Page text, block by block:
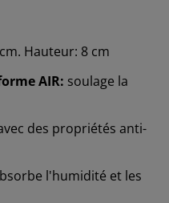
Hauteur: 8 cm
AIR: soulage la
des propriétés anti-
l'humidité et les